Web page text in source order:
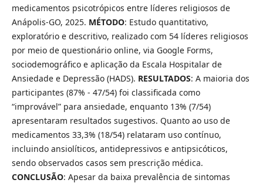
medicamentos psicotrópicos entre líderes religiosos de
Anápolis-GO, 2025. MÉTODO: Estudo quantitativo,
exploratório e descritivo, realizado com 54 líderes religiosos
por meio de questionário online, via Google Forms,
sociodemográfico e aplicação da Escala Hospitalar de
Ansiedade e Depressão (HADS). RESULTADOS: A maioria dos
participantes (87% - 47/54) foi classificada como
“improvável” para ansiedade, enquanto 13% (7/54)
apresentaram resultados sugestivos. Quanto ao uso de
medicamentos 33,3% (18/54) relataram uso contínuo,
incluindo ansiolíticos, antidepressivos e antipsicóticos,
sendo observados casos sem prescrição médica.
CONCLUSÃO: Apesar da baixa prevalência de sintomas